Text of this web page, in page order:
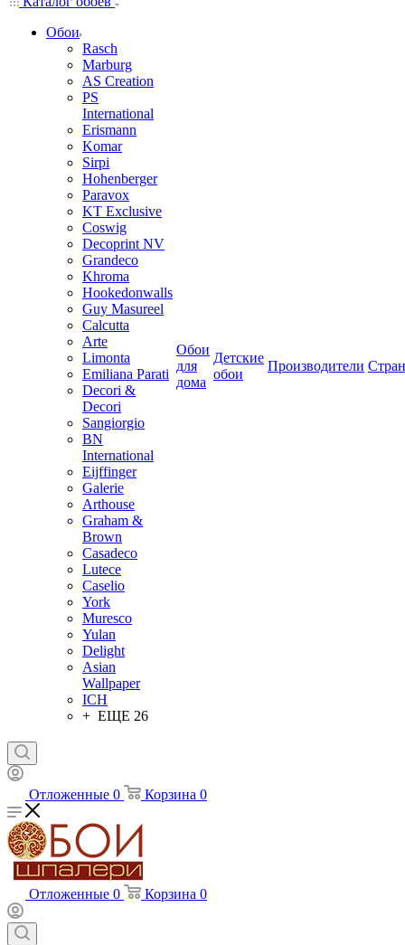
Обои
Rasch
Marburg
AS Creation
PS
International
Erismann
Komar
Sirpi
Hohenberger
Paravox
KT Exclusive
Coswig
Decoprint NV
Grandeco
Khroma
Hookedonwalls
Guy Masureel
Calcutta
Arte
Limonta
Emiliana Parati
Decori &
Decori
Sangiorgio
BN
International
Eijffinger
Galerie
Arthouse
Graham &
Brown
Casadeco
Lutece
Caselio
York
Muresco
Yulan
Delight
Asian
Wallpaper
ICH
+ ЕЩЕ 26
Обои
для
дома
Детские
обои
Производители
Отложенные 0 Корзина 0
Отложенные 0 Корзина 0